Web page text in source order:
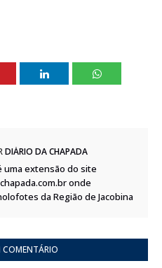
DIÁRIO DA CHAPADA
uma extensão do site
onde
da Região de Jacobina